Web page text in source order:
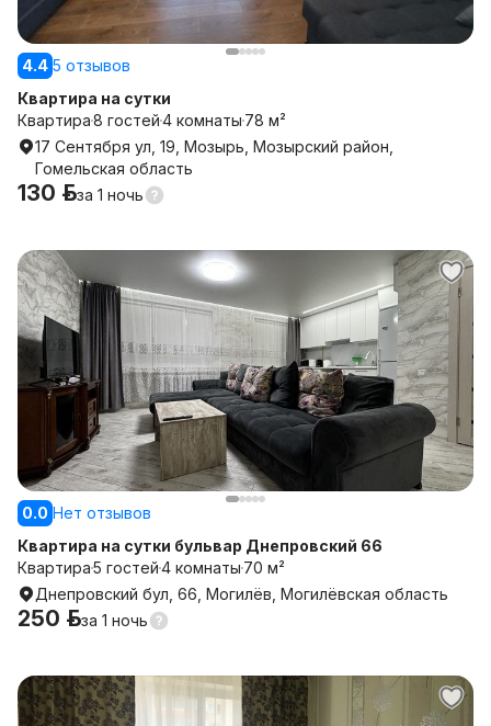
4.4 5 отзывов
Квартира на сутки
Квартира8 гостей4 комнаты 78 м²
17 Сентября ул, 19, Мозырь, Мозырский район,
Гомельская область
130 р.за 1 ночь
0.0 Нет отзывов
Квартира на сутки бульвар Днепровский 66
Квартира5 гостей4 комнаты 70 м²
Днепровский бул, 66, Могилёв, Могилёвская область
250 р.за 1 ночь